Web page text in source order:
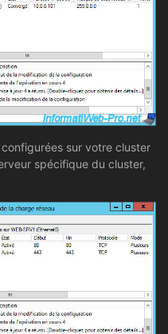
sur votre cluster
spécifique du cluster,